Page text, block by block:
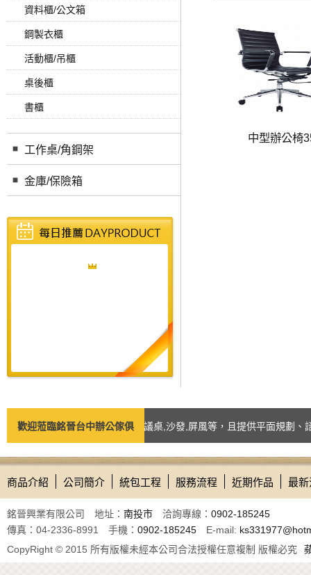
資料櫃/公文箱
鋼製衣櫃
活動櫃/吊櫃
桌後櫃
書櫃
工作桌/角鋼架
金庫/保險箱
中型辦公椅
歡迎蒞臨銘晉台中辦公傢俱
品如：台中辦公椅,辦公桌,會議桌,沙發,屏風等，且提供平面規劃、諮
商品介紹 公司簡介 統包工程 服務流程 近期作品 最
銘晉興業有限公司 地址： 南投市 洽詢專線： 0902-185245
傳真：04-2336-8991 手機： 0902-185245 E-mail:
CopyRight © 2015 所有版權未經本公司合法授權任意複制 版權必究